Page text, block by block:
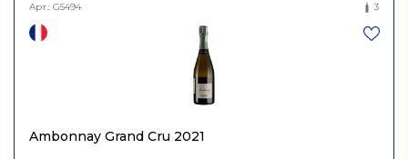
Арт.: G5494 3
Ambonnay Grand Cru 2021